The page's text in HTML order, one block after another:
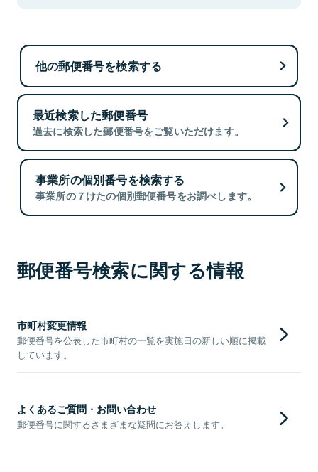
他の郵便番号を検索する
最近検索した郵便番号
過去に検索した郵便番号をご覧いただけます。
事業所の個別番号を検索する
事業所の７けたの個別郵便番号をお調べします。
郵便番号検索に関する情報
市町村変更情報
郵便番号を公表した市町村の一覧を実施日の新しい順に掲載
しています。
よくあるご質問・お問い合わせ
郵便番号に関するさまざまな疑問にお答えします。